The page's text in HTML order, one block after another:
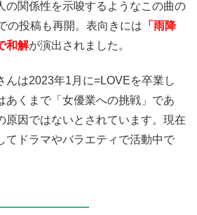
の関係性を示唆するようなこの曲の
の投稿も再開。表向きには 「雨降
和解が演出されました。
んは2023年1月に=LOVEを卒業し
あくまで「女優業への挑戦」であ
原因ではないとされています。現在
てドラマやバラエティで活動中で